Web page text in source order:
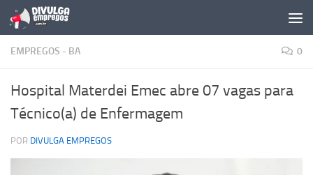
Skip to content
EMPREGOS - BA 0
Hospital Materdei Emec abre 07 vagas para
Técnico(a) de Enfermagem
POR DIVULGA EMPREGOS